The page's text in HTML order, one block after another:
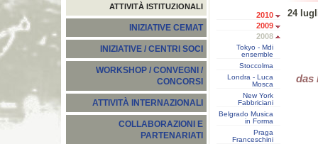
ATTIVITÀ ISTITUZIONALI
INIZIATIVE CEMAT
INIZIATIVE / CENTRI SOCI
WORKSHOP / CONVEGNI /
CONCORSI
ATTIVITÀ INTERNAZIONALI
COLLABORAZIONI E
PARTENARIATI
2010
2009
2008
Tokyo - Mdi
ensemble
Stoccolma
Londra - Luca
Mosca
New York
Fabbriciani
Belgrado Musica
in Forma
Praga
Franceschini
24
das